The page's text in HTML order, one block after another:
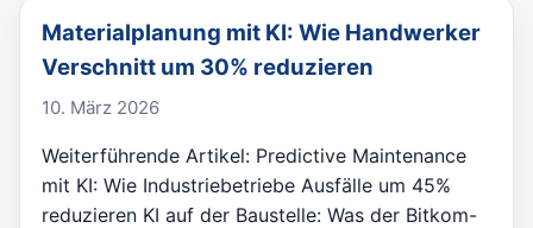
Materialplanung mit KI: Wie Handwerker
Verschnitt um 30% reduzieren
10. März 2026
Weiterführende Artikel: Predictive Maintenance
mit KI: Wie Industriebetriebe Ausfälle um 45%
reduzieren KI auf der Baustelle: Was der Bitkom-